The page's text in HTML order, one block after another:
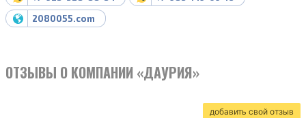
2080055.com
ОТЗЫВЫ О КОМПАНИИ «ДАУРИЯ»
добавить свой отзыв